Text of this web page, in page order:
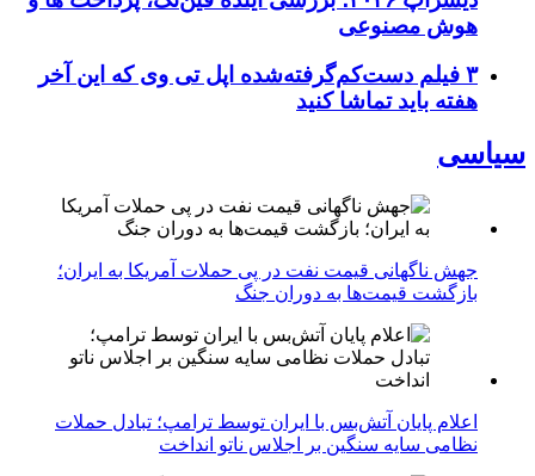
هوش مصنوعی
۳ فیلم دست‌کم‌گرفته‌شده اپل تی وی که این آخر
هفته باید تماشا کنید
سیاسی
جهش ناگهانی قیمت نفت در پی حملات آمریکا به ایران؛
بازگشت قیمت‌ها به دوران جنگ
اعلام پایان آتش‌بس با ایران توسط ترامپ؛ تبادل حملات
نظامی سایه سنگین بر اجلاس ناتو انداخت